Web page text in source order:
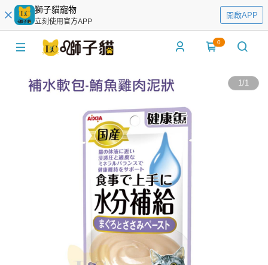
獅子貓寵物
立刻使用官方APP
開啟APP
0
1/1